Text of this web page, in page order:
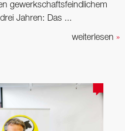
gewerkschaftsfeindlichem
Jahren: Das ...
weiterlesen »